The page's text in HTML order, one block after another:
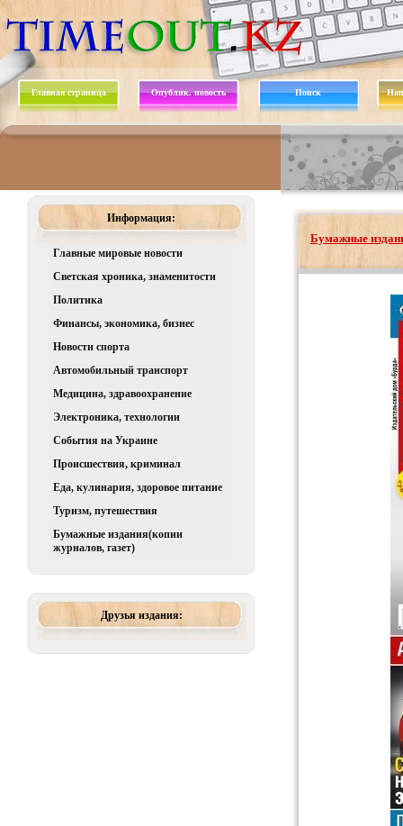
Главная страница Опублик. новость Поиск
Информация:
Главные мировые новости
Светская хроника, знаменитости
Политика
Финансы, экономика, бизнес
Новости спорта
Автомобильный транспорт
Медицина, здравоохранение
Электроника, технологии
События на Украине
Происшествия, криминал
Еда, кулинария, здоровое питание
Туризм, путешествия
Бумажные издания(копии
журналов, газет)
Друзья издания:
Бумажные